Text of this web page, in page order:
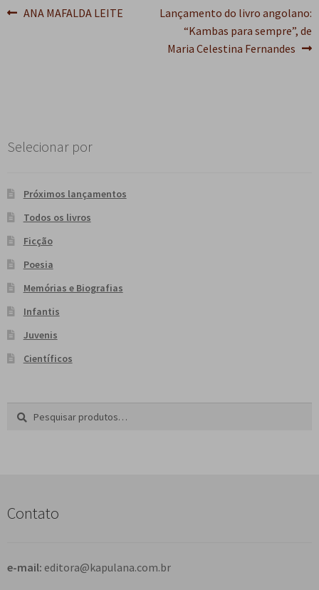
Navegação
Post
ANA MAFALDA LEITE
Próximo
Lançamento do livro angolano:
“Kambas para sempre”, de
Maria Celestina Fernandes
Selecionar por
Próximos lançamentos
Todos os livros
Ficção
Poesia
Memórias e Biografias
Infantis
Juvenis
Científicos
Pesquisar
a
Contato
e-mail: editora@kapulana.com.br